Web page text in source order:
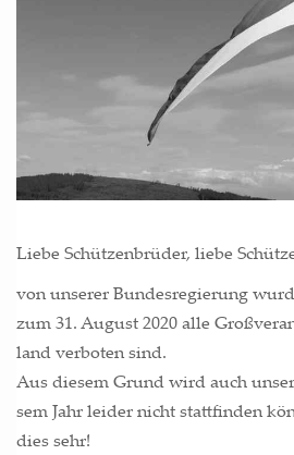
Lie­be Schüt­zen­brü­der, lie­be
von unse­rer Bun­des­re­gie­rung
zum 31. August 2020 alle
land ver­bo­ten sind.
Aus die­sem Grund wird auch
sem Jahr lei­der nicht statt­fin­den
dies sehr!